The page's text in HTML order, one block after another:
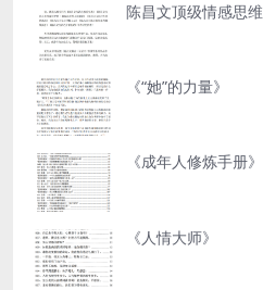
陈昌文顶级情感思维
《“她”的力量》
《成年人修炼手册》
《人情大师》